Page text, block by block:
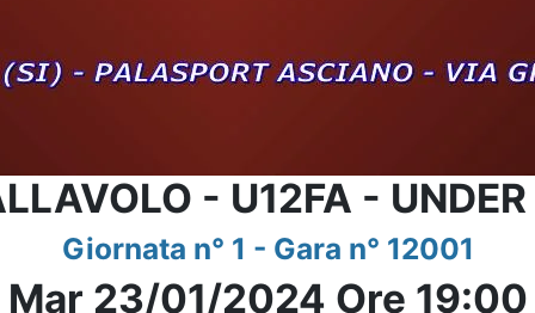
- U12FA - UNDER
Giornata n° 1 - Gara n° 12001
Mar 23/01/2024 Ore 19:00